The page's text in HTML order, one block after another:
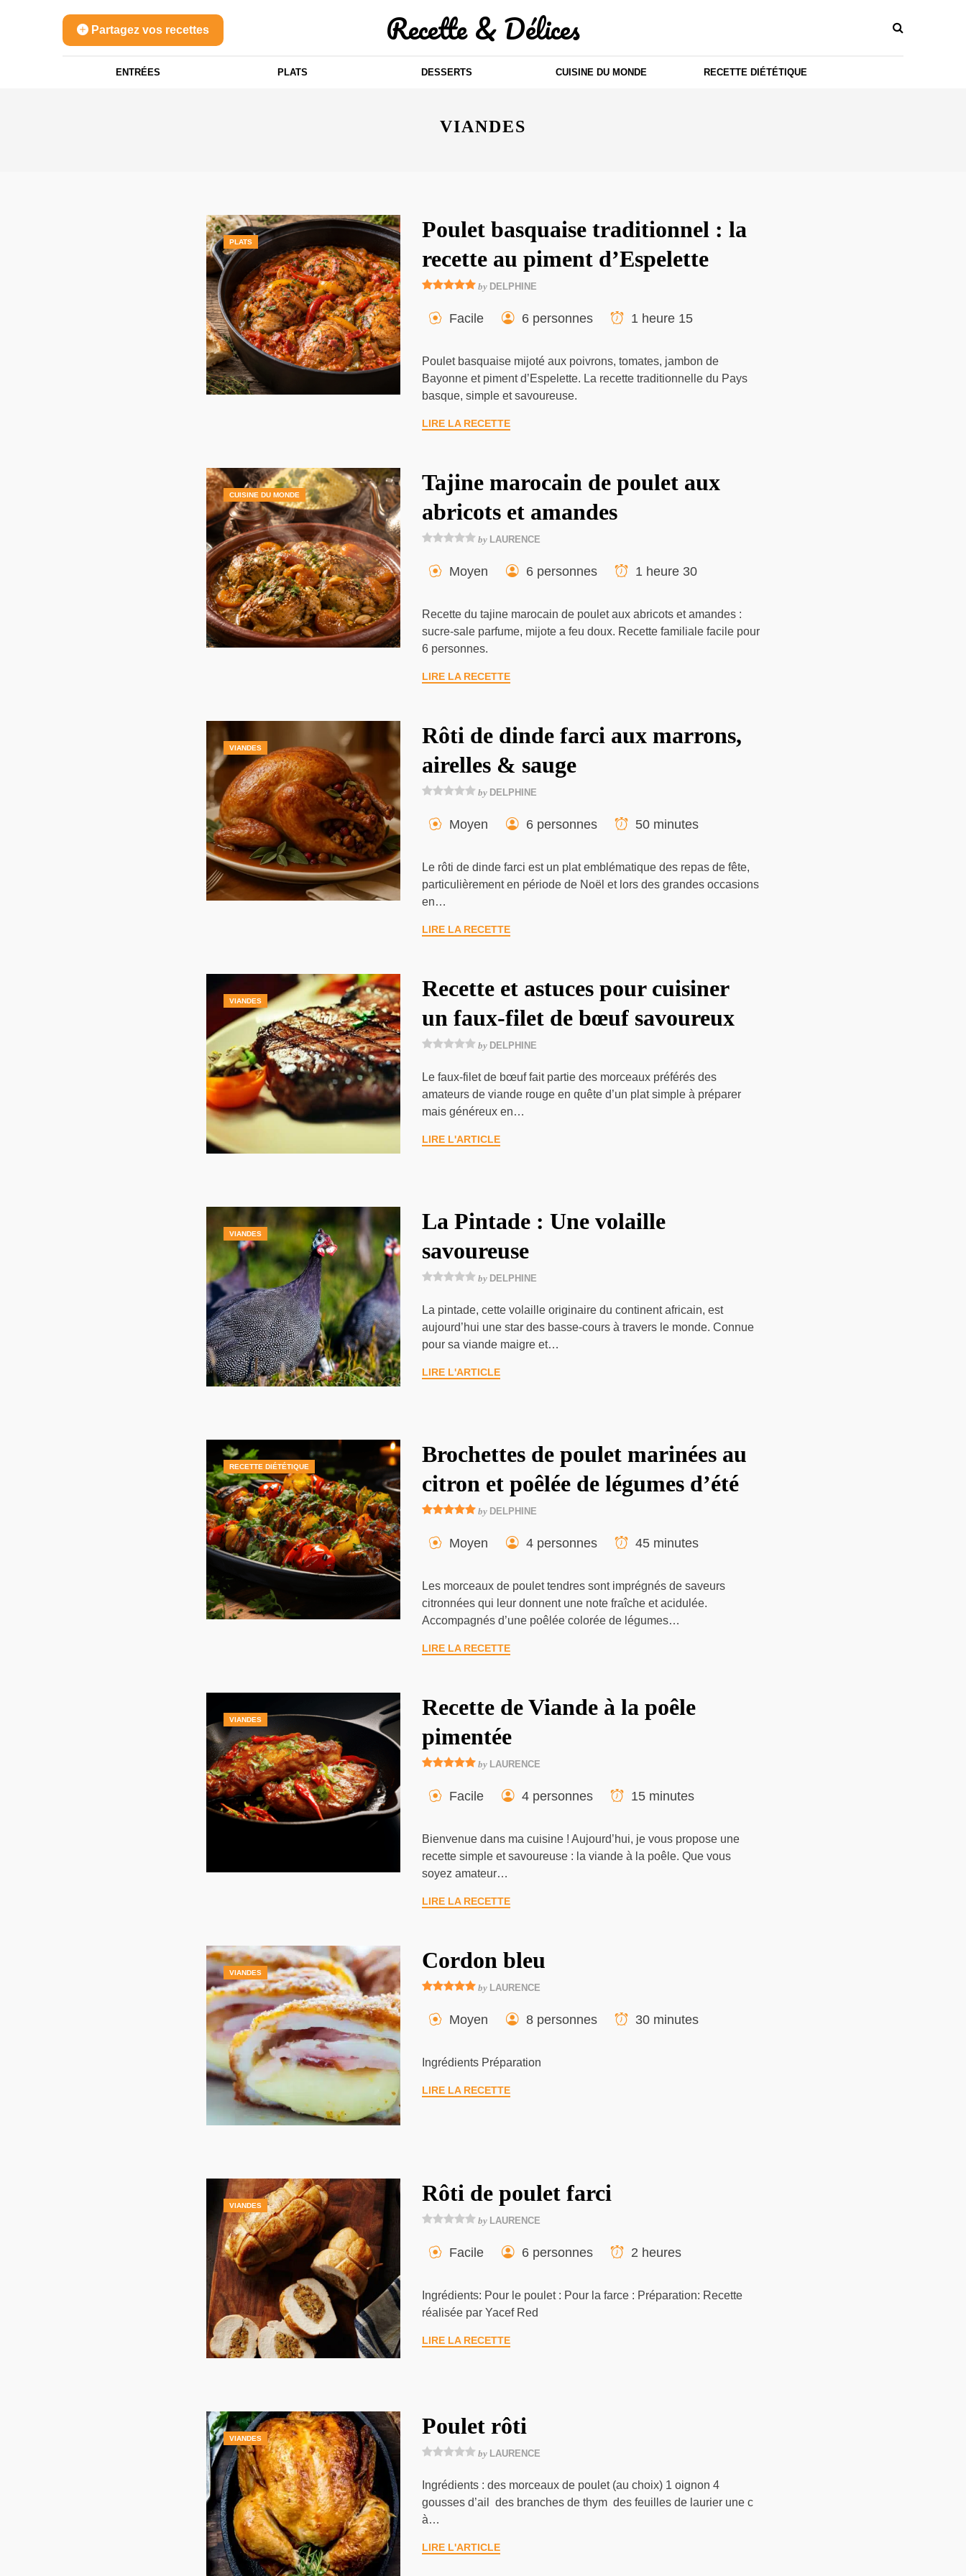
Partagez vos recettes Recette & Délices
ENTRÉES PLATS DESSERTS CUISINE DU MONDE RECETTE DIÉTÉTIQUE
VIANDES
PLATS
Poulet basquaise traditionnel : la
recette au piment d’Espelette
by DELPHINE
Facile 6 personnes 1 heure 15
Poulet basquaise mijoté aux poivrons, tomates, jambon de
Bayonne et piment d’Espelette. La recette traditionnelle du Pays
basque, simple et savoureuse.
LIRE LA RECETTE
CUISINE DU MONDE
Tajine marocain de poulet aux
abricots et amandes
by LAURENCE
Moyen 6 personnes 1 heure 30
Recette du tajine marocain de poulet aux abricots et amandes :
sucre-sale parfume, mijote a feu doux. Recette familiale facile pour
6 personnes.
LIRE LA RECETTE
VIANDES
Rôti de dinde farci aux marrons,
airelles & sauge
by DELPHINE
Moyen 6 personnes 50 minutes
Le rôti de dinde farci est un plat emblématique des repas de fête,
particulièrement en période de Noël et lors des grandes occasions
en…
LIRE LA RECETTE
VIANDES
Recette et astuces pour cuisiner
un faux-filet de bœuf savoureux
by DELPHINE
Le faux-filet de bœuf fait partie des morceaux préférés des
amateurs de viande rouge en quête d’un plat simple à préparer
mais généreux en…
LIRE L'ARTICLE
VIANDES
La Pintade : Une volaille
savoureuse
by DELPHINE
La pintade, cette volaille originaire du continent africain, est
aujourd’hui une star des basse-cours à travers le monde. Connue
pour sa viande maigre et…
LIRE L'ARTICLE
RECETTE DIÉTÉTIQUE
Brochettes de poulet marinées au
citron et poêlée de légumes d’été
by DELPHINE
Moyen 4 personnes 45 minutes
Les morceaux de poulet tendres sont imprégnés de saveurs
citronnées qui leur donnent une note fraîche et acidulée.
Accompagnés d’une poêlée colorée de légumes…
LIRE LA RECETTE
VIANDES
Recette de Viande à la poêle
pimentée
by LAURENCE
Facile 4 personnes 15 minutes
Bienvenue dans ma cuisine ! Aujourd’hui, je vous propose une
recette simple et savoureuse : la viande à la poêle. Que vous
soyez amateur…
LIRE LA RECETTE
VIANDES Cordon bleu
by LAURENCE
Moyen 8 personnes 30 minutes
Ingrédients Préparation
LIRE LA RECETTE
VIANDES Rôti de poulet farci
by LAURENCE
Facile 6 personnes 2 heures
Ingrédients: Pour le poulet : Pour la farce : Préparation: Recette
réalisée par Yacef Red
LIRE LA RECETTE
VIANDES Poulet rôti
by LAURENCE
Ingrédients : des morceaux de poulet (au choix) 1 oignon 4
gousses d’ail des branches de thym des feuilles de laurier une c
à…
LIRE L'ARTICLE